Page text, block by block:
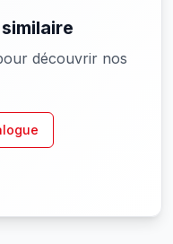
découvrir nos